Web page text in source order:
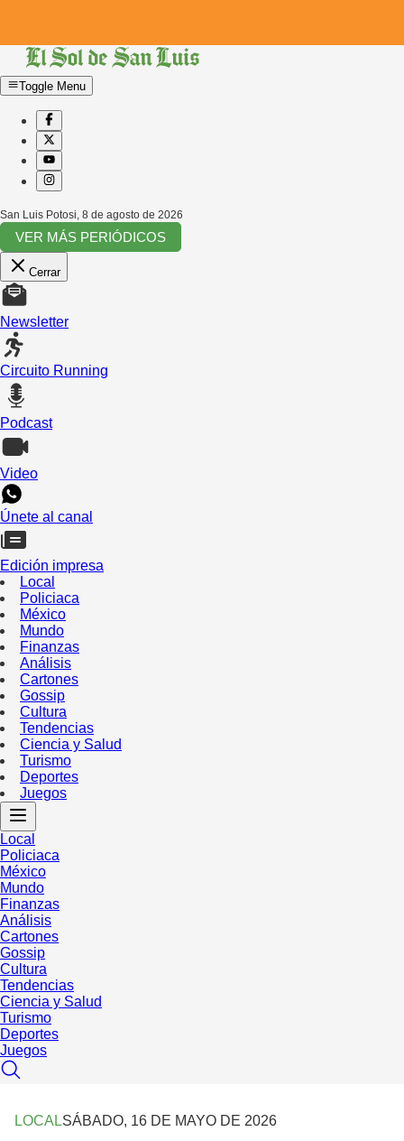
Toggle Menu
San Luis Potosi 8 de agosto de 2026
VER MÁS PERIÓDICOS
Cerrar
Newsletter
Circuito Running
Podcast
Video
Únete al canal
Edición impresa
Local
Policiaca
México
Mundo
Finanzas
Análisis
Cartones
Gossip
Cultura
Tendencias
Ciencia y Salud
Turismo
Deportes
Juegos
Local
Policiaca
México
Mundo
Finanzas
Análisis
Cartones
Gossip
Cultura
Tendencias
Ciencia y Salud
Turismo
Deportes
Juegos
LOCALSÁBADO, 16 DE MAYO DE 2026